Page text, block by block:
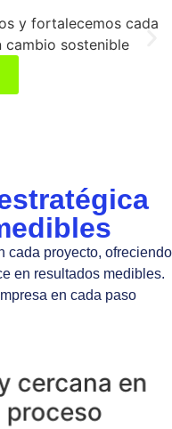
y fortalecemos cada
cambio sostenible
cada proyecto, ofreciendo
en resultados medibles.
en cada paso
cercana en
proceso